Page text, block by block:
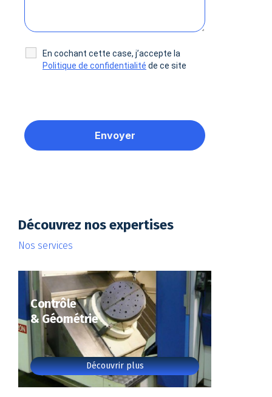
En cochant cette case, j’accepte la
Politique de confidentialité de ce site
Découvrez nos expertises
Nos services
Contrôle
& Géométrie
Découvrir plus